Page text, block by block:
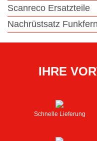
Scanreco Ersatzteile
Nachrüstsatz
IHRE
Schnelle Lieferung